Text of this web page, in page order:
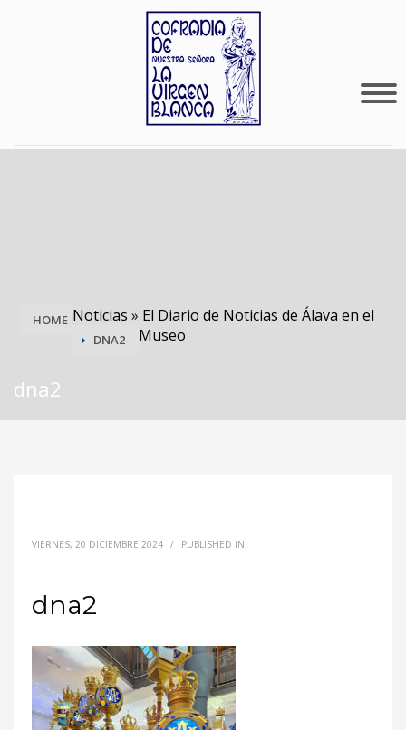
HOME Noticias » El Diario de Noticias de Álava en el
Museo
DNA2
dna2
VIERNES, 20 DICIEMBRE 2024 / PUBLISHED IN
dna2